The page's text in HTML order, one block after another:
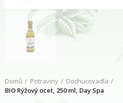
Domů Potraviny
Dochucovadla
BIO Rýžový ocet, 250 ml, Day Spa